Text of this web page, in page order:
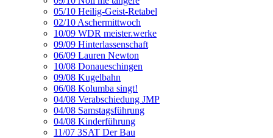
05/10 Heilig-Geist-Retabel
02/10 Aschermittwoch
10/09 WDR meister.werke
09/09 Hinterlassenschaft
06/09 Lauren Newton
10/08 Donaueschingen
09/08 Kugelbahn
06/08 Kolumba singt!
04/08 Verabschiedung JMP
04/08 Samstagsführung
04/08 Kinderführung
11/07 3SAT Der Bau